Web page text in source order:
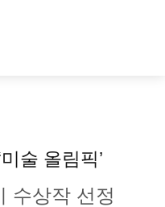
술 올림픽’
수상작 선정